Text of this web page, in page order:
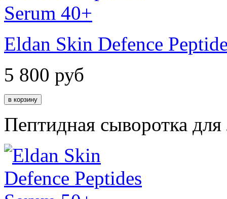
Eldan Skin Defence
5 800 руб
Пептидная сыворотка